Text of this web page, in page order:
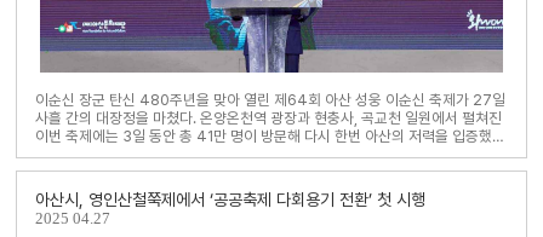
이순신 장군 탄신 480주년을 맞아 열린 제64회 아산 성웅 이순신 축제가 27일
사흘 간의 대장정을 마쳤다. 온양온천역 광장과 현충사, 곡교천 일원에서 펼쳐진
이번 축제에는 3일 동안 총 41만 명이 방문해 다시 한번 아산의 저력을 입증했
다.오세현 아산시장은 폐막식에..
아산시, 영인산철쭉제에서 ‘공공축제 다회용기 전환’ 첫 시행
202504.27